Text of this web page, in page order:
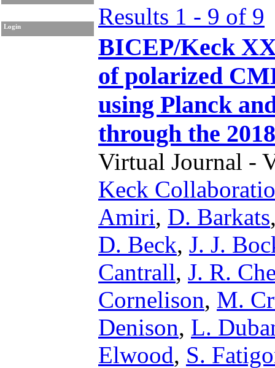
Login Results 1 - 9 of 9
BICEP/Keck
of polarized
using Planck
through the
Virtual Journal -
Keck
Amiri, D. Barkats
D. Beck, J. J.
Cantrall, J. R.
Cornelison, M.
Denison, L.
Elwood, S.